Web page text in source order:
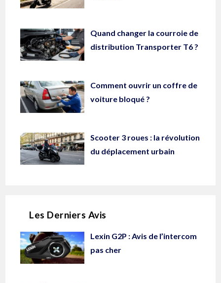
Quand changer la courroie de
distribution Transporter T6 ?
Comment ouvrir un coffre de
voiture bloqué ?
Scooter 3 roues : la révolution
du déplacement urbain
Les Derniers Avis
Lexin G2P : Avis de l’intercom
pas cher